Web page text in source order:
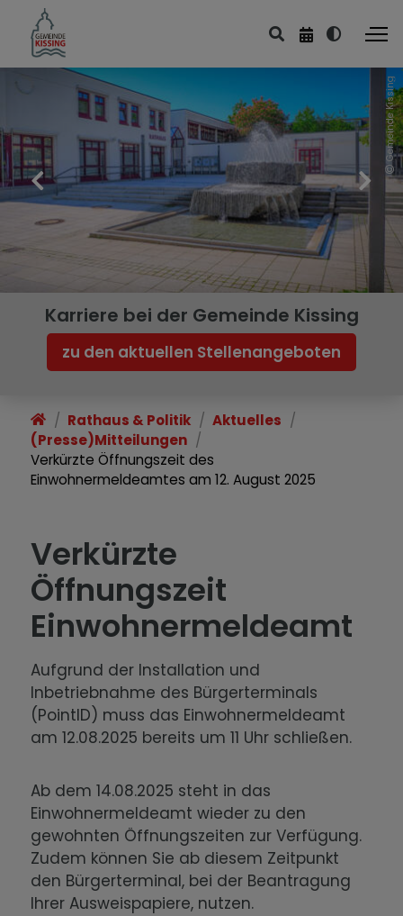
Gemeinde Kissing
Karriere bei der Gemeinde Kissing
zu den aktuellen Stellenangeboten
Rathaus & Politik
Aktuelles
(Presse)Mitteilungen
Verkürzte Öffnungszeit des
Einwohnermeldeamtes am 12. August 2025
Verkürzte
Öffnungszeit
Einwohnermeldeamt
Aufgrund der Installation und
Inbetriebnahme des Bürgerterminals
(PointID) muss das Einwohnermeldeamt
am 12.08.2025 bereits um 11 Uhr schließen.
Ab dem 14.08.2025 steht in das
Einwohnermeldeamt wieder zu den
gewohnten Öffnungszeiten zur Verfügung.
Zudem können Sie ab diesem Zeitpunkt
den Bürgerterminal, bei der Beantragung
Ihrer Ausweispapiere, nutzen.